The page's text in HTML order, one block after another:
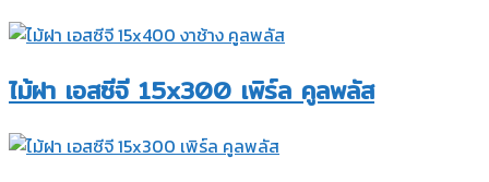
ไม้ฝา เอสซีจี 15x300 เพิร์ล คูลพลัส